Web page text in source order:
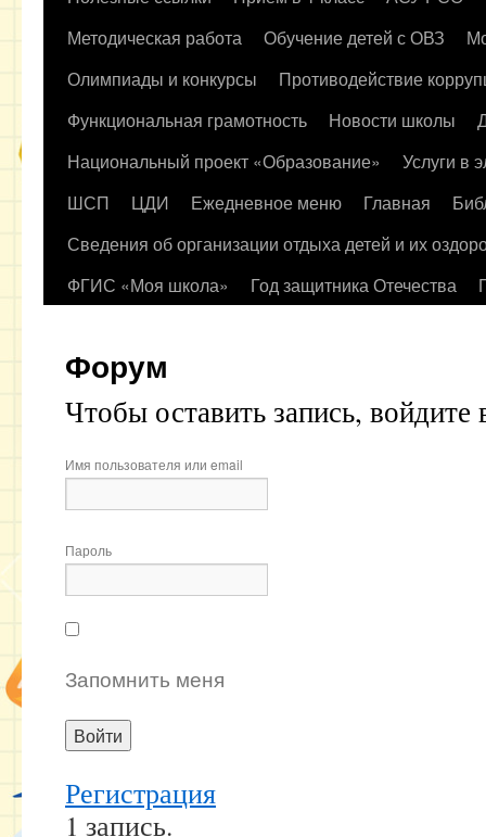
содержимому
Методическая работа
Обучение детей с ОВЗ
Олимпиады и конкурсы
Противодействие
Функциональная грамотность
Новости школы
Национальный проект «Образование»
Услуги в
ШСП
ЦДИ Ежедневное меню Главная
Сведения об организации отдыха детей и их
ФГИС «Моя школа»
Год защитника Отечества
Форум
Чтобы оставить запись, войдите
Имя пользователя или email
Пароль
Запомнить меня
Регистрация
1 запись.